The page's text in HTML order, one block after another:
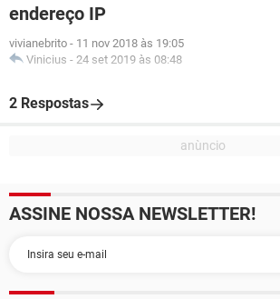
endereço IP
vivianebrito - 11 nov 2018 às 19:05
Vinicius - 24 set 2019 às 08:48
2 Respostas
ASSINE NOSSA NEWSLETTER!